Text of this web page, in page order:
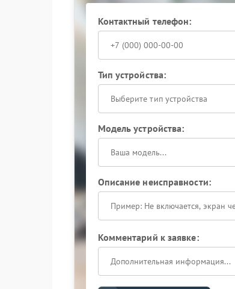
Контактный телефон:
Тип устройства:
Выберите тип устройства
Модель устройства:
Описание неисправности:
Комментарий к заявке: